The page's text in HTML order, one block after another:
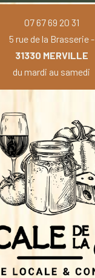
07 67 69 20 31
5 rue de la Brasserie -
31330 MERVILLE
du mardi au samedi